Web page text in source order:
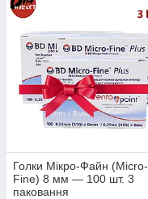
Голки Мікро-Файн (Micro-
Fine) 8 мм — 100 шт. 3
паковання